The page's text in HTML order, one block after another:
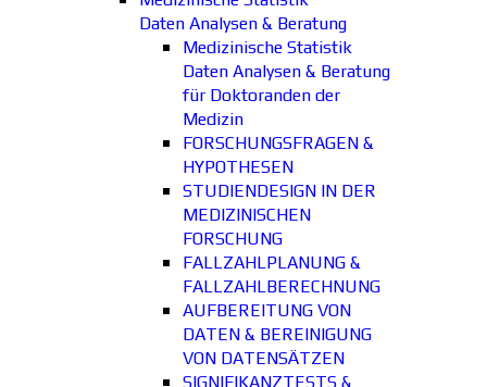
Daten Analysen & Beratung
Medizinische Statistik
Daten Analysen & Beratung
für Doktoranden der
Medizin
FORSCHUNGSFRAGEN &
HYPOTHESEN
STUDIENDESIGN IN DER
MEDIZINISCHEN
FORSCHUNG
FALLZAHLPLANUNG &
FALLZAHLBERECHNUNG
AUFBEREITUNG VON
DATEN & BEREINIGUNG
VON DATENSÄTZEN
SIGNIFIKANZTESTS &